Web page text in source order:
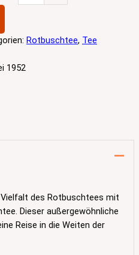
Rotbuschtee, Tee
1952
des Rotbuschtees mit
Dieser außergewöhnliche
Reise in die Weiten der